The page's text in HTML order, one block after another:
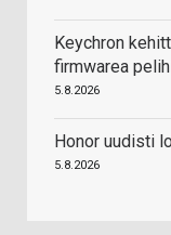
Keychron
firmwarea
5.8.2026
Honor uudisti
5.8.2026